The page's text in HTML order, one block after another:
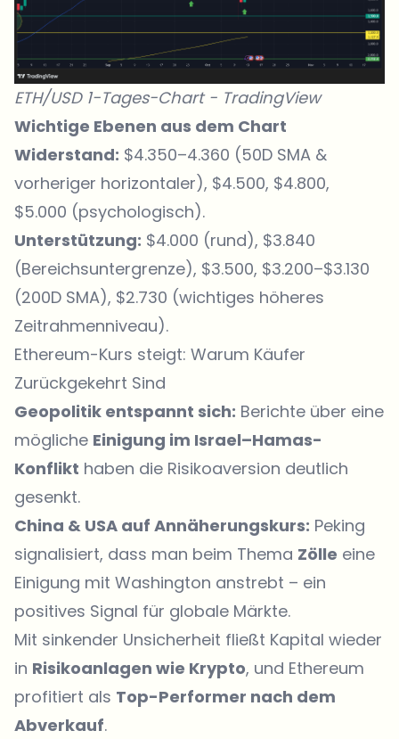
ETH/USD 1-Tages-Chart - TradingView
Wichtige Ebenen aus dem Chart
Widerstand: $4.350–4.360 (50D SMA &
vorheriger horizontaler), $4.500, $4.800,
$5.000 (psychologisch).
Unterstützung: $4.000 (rund), $3.840
(Bereichsuntergrenze), $3.500, $3.200–$3.130
(200D SMA), $2.730 (wichtiges höheres
Zeitrahmenniveau).
Ethereum-Kurs steigt: Warum Käufer
Zurückgekehrt Sind
Geopolitik entspannt sich: Berichte über eine
mögliche Einigung im Israel–Hamas-
Konflikt haben die Risikoaversion deutlich
gesenkt.
China & USA auf Annäherungskurs: Peking
signalisiert, dass man beim Thema Zölle eine
Einigung mit Washington anstrebt – ein
positives Signal für globale Märkte.
Mit sinkender Unsicherheit fließt Kapital wieder
in Risikoanlagen wie Krypto, und Ethereum
profitiert als Top-Performer nach dem
Abverkauf.